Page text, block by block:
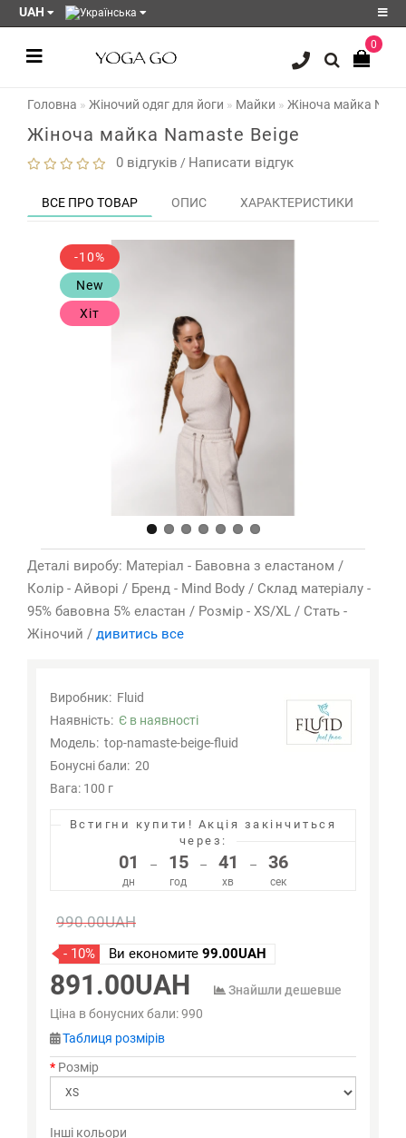
UAH
Реєстрація
Авторизація
Мої
0
Головна Жіночий одяг для йоги Майки Жіноча майка
Жіноча майка Namaste Beige
0 відгуків / Написати відгук
ВСЕ ПРО ТОВАР ОПИС ХАРАКТЕРИСТИКИ
-10%
New
Хіт
Деталі виробу: Матеріал - Бавовна з еластаном /
Колір - Айворі / Бренд - Mind Body / Склад матеріалу -
95% бавовна 5% еластан / Розмір - XS/XL / Стать -
Жіночий / дивитись все
Виробник: Fluid
Наявність: Є в наявності
Модель: top-namaste-beige-fluid
Бонусні бали: 20
Вага: 100 г
Встигни купити! Акція закінчиться
через:
01
дн
– 15
год
– 41
хв
– 36
сек
990.00UAH
- 10% Ви економите 99.00UAH
891.00UAH
Знайшли дешевше
Ціна в бонусних бали:990
Таблиця розмірів
Розмір
Інші кольори